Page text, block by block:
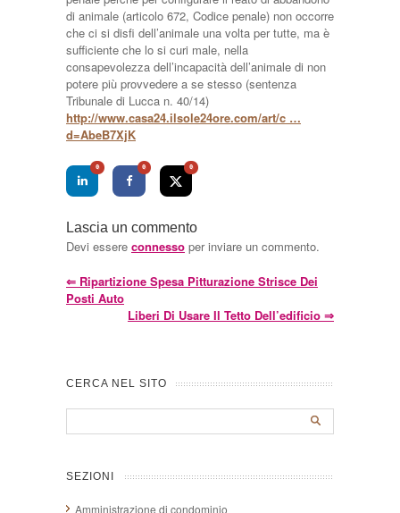
di animale (articolo 672, Codice penale) non occorre
che ci si disfi dell’animale una volta per tutte, ma è
sufficiente che lo si curi male, nella
consapevolezza dell’incapacità dell’animale di non
potere più provvedere a se stesso (sentenza
Tribunale di Lucca n. 40/14)
http://www.casa24.ilsole24ore.com/art/c …
d=AbeB7XjK
0 0 0
Lascia un commento
Devi essere connesso per inviare un commento.
⇐ Ripartizione Spesa Pitturazione Strisce Dei
Posti Auto
Liberi Di Usare Il Tetto Dell’edificio ⇒
CERCA NEL SITO
SEZIONI
Amministrazione di condominio